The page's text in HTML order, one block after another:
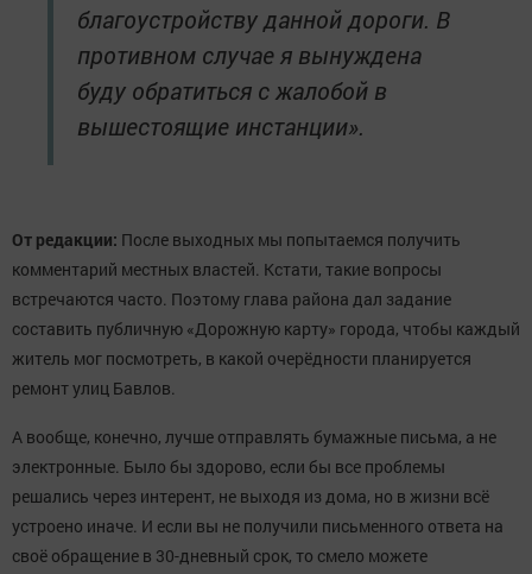
благоустройству данной дороги. В
противном случае я вынуждена
буду обратиться с жалобой в
вышестоящие инстанции».
От редакции: После выходных мы попытаемся получить
комментарий местных властей. Кстати, такие вопросы
встречаются часто. Поэтому глава района дал задание
составить публичную «Дорожную карту» города, чтобы каждый
житель мог посмотреть, в какой очерёдности планируется
ремонт улиц Бавлов.
А вообще, конечно, лучше отправлять бумажные письма, а не
электронные. Было бы здорово, если бы все проблемы
решались через интерент, не выходя из дома, но в жизни всё
устроено иначе. И если вы не получили письменного ответа на
своё обращение в 30-дневный срок, то смело можете